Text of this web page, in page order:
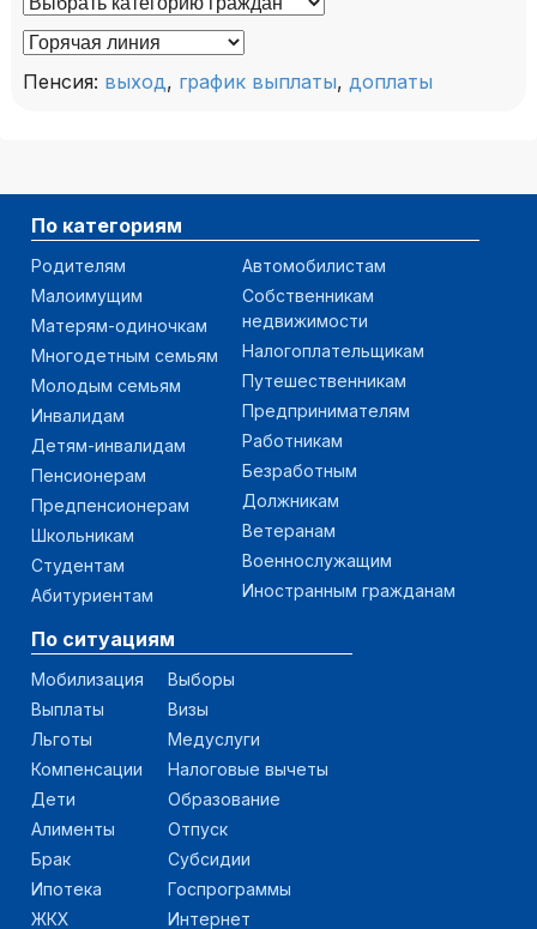
Пенсия: выход, график выплаты, доплаты
По категориям
Родителям
Малоимущим
Матерям-одиночкам
Многодетным семьям
Молодым семьям
Инвалидам
Детям-инвалидам
Пенсионерам
Предпенсионерам
Школьникам
Студентам
Абитуриентам
Автомобилистам
Собственникам
недвижимости
Налогоплательщикам
Путешественникам
Предпринимателям
Работникам
Безработным
Должникам
Ветеранам
Военнослужащим
Иностранным гражданам
По ситуациям
Мобилизация
Выплаты
Льготы
Компенсации
Дети
Алименты
Брак
Ипотека
ЖКХ
Выборы
Визы
Медуслуги
Налоговые вычеты
Образование
Отпуск
Субсидии
Госпрограммы
Интернет